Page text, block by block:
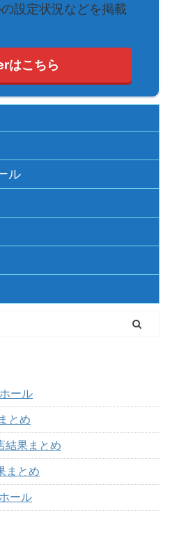
設定状況などを掲載
はこちら
ル
ール
とめ
結果まとめ
まとめ
ール